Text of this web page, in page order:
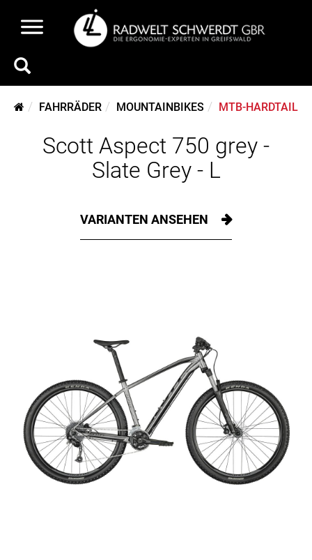
FAHRRÄDER MOUNTAINBIKES MTB-HARDTAIL
Scott Aspect 750 grey -
Slate Grey - L
VARIANTEN ANSEHEN